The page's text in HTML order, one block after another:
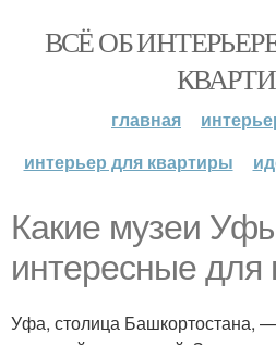
ВСЁ ОБ
главная
интерьер для квартиры
Какие музеи
интересные для
Уфа, столица Башкортостана, —